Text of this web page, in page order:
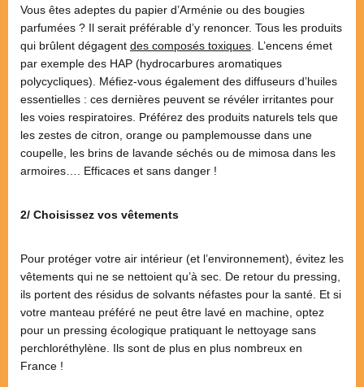
Vous êtes adeptes du papier d’Arménie ou des bougies
parfumées ? Il serait préférable d’y renoncer. Tous les produits
qui brûlent dégagent des composés toxiques . L’encens émet
par exemple des HAP (hydrocarbures aromatiques
polycycliques). Méfiez-vous également des diffuseurs d’huiles
essentielles : ces dernières peuvent se révéler irritantes pour
les voies respiratoires. Préférez des produits naturels tels que
les zestes de citron, orange ou pamplemousse dans une
coupelle, les brins de lavande séchés ou de mimosa dans les
armoires…. Efficaces et sans danger !
2/ Choisissez vos vêtements
Pour protéger votre air intérieur (et l’environnement), évitez les
vêtements qui ne se nettoient qu’à sec. De retour du pressing,
ils portent des résidus de solvants néfastes pour la santé. Et si
votre manteau préféré ne peut être lavé en machine, optez
pour un pressing écologique pratiquant le nettoyage sans
perchloréthylène. Ils sont de plus en plus nombreux en
France !